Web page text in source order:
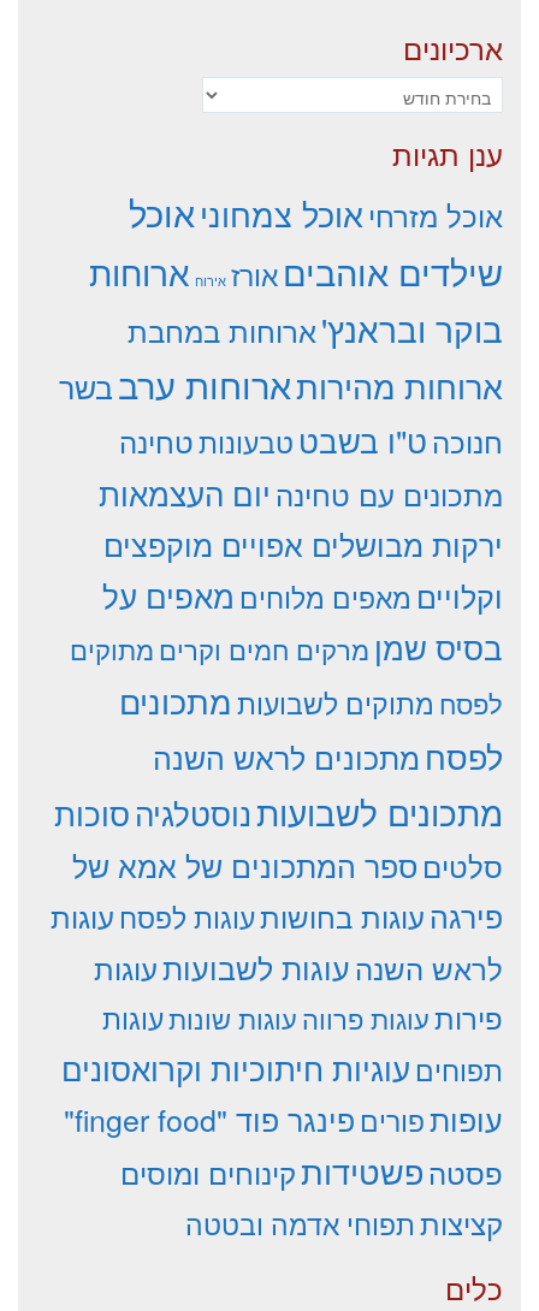
ארכיונים
ארכיונים
ענן תגיות
אוכל מזרחיאוכל צמחוניאוכל
שילדים אוהביםאורז אירוח ארוחות
בוקר ובראנץ'ארוחות במחבת
ארוחות מהירותארוחות ערבבשר
חנוכהט"ו בשבט טבעונותטחינה
מתכונים עם טחינה יום העצמאות
ירקות מבושלים אפויים מוקפצים
וקלויים מאפים מלוחים מאפים על
בסיס שמן מרקים חמים וקריםמתוקים
לפסח מתוקים לשבועותמתכונים
לפסח מתכונים לראש השנה
מתכונים לשבועותנוסטלגיהסוכות
סלטים ספר המתכונים של אמא של
פירגהעוגות בחושותעוגות לפסח עוגות
לראש השנהעוגות לשבועותעוגות
פירותעוגות פרווהעוגות שונותעוגות
תפוחים עוגיות חיתוכיות וקרואסונים
עופותפורים פינגר פוד "finger food"
פסטהפשטידותקינוחים ומוסים
קציצותתפוחי אדמה ובטטה
כלים